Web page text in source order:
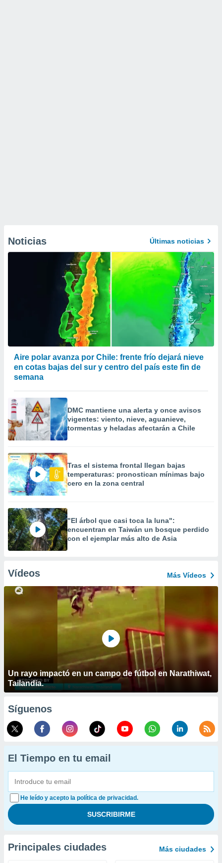
Noticias Últimas noticias
Aire polar avanza por Chile: frente frío dejará nieve
en cotas bajas del sur y centro del país este fin de
semana
DMC mantiene una alerta y once avisos
vigentes: viento, nieve, aguanieve,
tormentas y heladas afectarán a Chile
Tras el sistema frontal llegan bajas
temperaturas: pronostican mínimas bajo
cero en la zona central
"El árbol que casi toca la luna":
encuentran en Taiwán un bosque perdido
con el ejemplar más alto de Asia
Vídeos Más Vídeos
Un rayo impactó en un campo de fútbol en Narathiwat,
Tailandia.
Síguenos
El Tiempo en tu email
He leído y acepto la política de privacidad.
Principales ciudades Más ciudades